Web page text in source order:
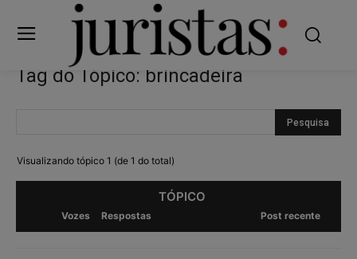
Tag do Tópico: brincadeira
Visualizando tópico 1 (de 1 do total)
TÓPICO
Vozes Respostas Post recente